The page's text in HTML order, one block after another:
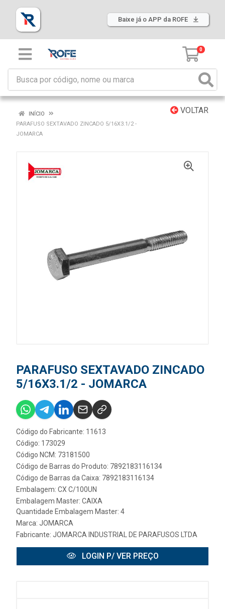
Baixe já o APP da ROFE
0
VOLTAR
INÍCIO
PARAFUSO SEXTAVADO ZINCADO 5/16X3.1/2 -
JOMARCA
PARAFUSO SEXTAVADO ZINCADO
5/16X3.1/2 - JOMARCA
Código do Fabricante: 11613
Código: 173029
Código NCM: 73181500
Código de Barras do Produto: 7892183116134
Código de Barras da Caixa: 7892183116134
Embalagem: CX C/100UN
Embalagem Master: CAIXA
Quantidade Embalagem Master: 4
Marca: JOMARCA
Fabricante: JOMARCA INDUSTRIAL DE PARAFUSOS LTDA
LOGIN P/ VER PREÇO